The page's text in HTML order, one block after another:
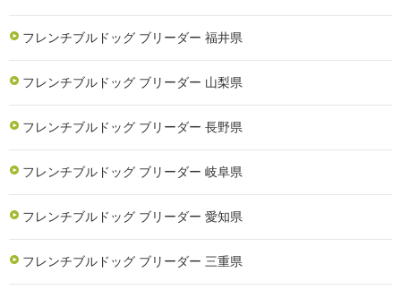
フレンチブルドッグ ブリーダー 福井県
フレンチブルドッグ ブリーダー 山梨県
フレンチブルドッグ ブリーダー 長野県
フレンチブルドッグ ブリーダー 岐阜県
フレンチブルドッグ ブリーダー 愛知県
フレンチブルドッグ ブリーダー 三重県